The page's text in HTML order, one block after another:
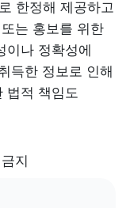
한정해 제공하고
는 홍보를 위한
이나 정확성에
득한 정보로 인해
법적 책임도
지